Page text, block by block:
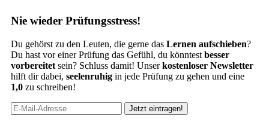
Nie wieder Prüfungsstress!
Du gehörst zu den Leuten, die gerne das Lernen aufschieben?
Du hast vor einer Prüfung das Gefühl, du könntest besser
vorbereitet sein? Schluss damit! Unserkostenloser Newsletter
hilft dir dabei, seelenruhig in jede Prüfung zu gehen und eine
1,0 zu schreiben!